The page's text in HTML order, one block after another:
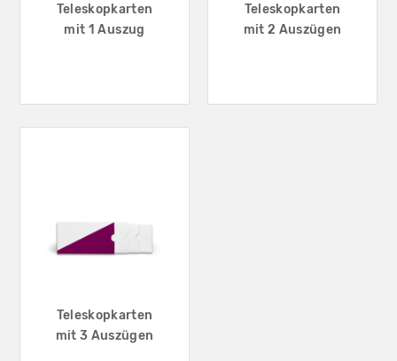
Teleskopkarten
mit 1 Auszug
Teleskopkarten
mit 2 Auszügen
Teleskopkarten
mit 3 Auszügen